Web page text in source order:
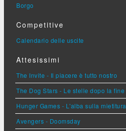
Borgo
Competitive
Calendario delle uscite
Attesissimi
The Invite - Il piacere è tutto nostro
The Dog Stars - Le stelle dopo la fine
Hunger Games - L'alba sulla mietitura
Avengers - Doomsday